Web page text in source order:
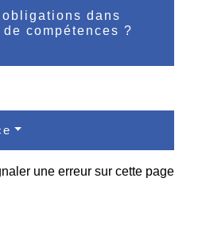
dans
compétences ?
une erreur sur cette page